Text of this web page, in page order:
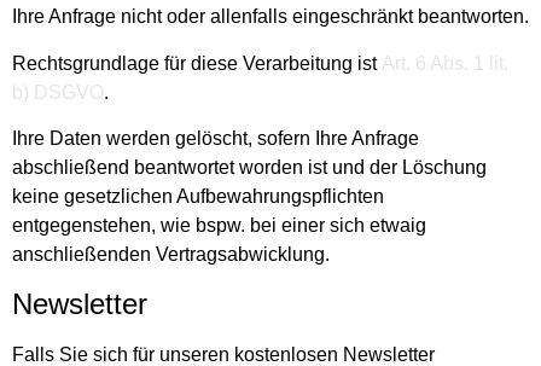
Ihre Anfrage nicht oder allenfalls eingeschränkt beantworten.
Rechtsgrundlage für diese Verarbeitung ist Art. 6 Abs. 1 lit.
b) DSGVO.
Ihre Daten werden gelöscht, sofern Ihre Anfrage
abschließend beantwortet worden ist und der Löschung
keine gesetzlichen Aufbewahrungspflichten
entgegenstehen, wie bspw. bei einer sich etwaig
anschließenden Vertragsabwicklung.
Newsletter
Falls Sie sich für unseren kostenlosen Newsletter